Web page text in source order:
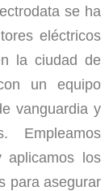
se ha
eléctricos
la ciudad de
un equipo
vanguardia y
Empleamos
los
para asegurar